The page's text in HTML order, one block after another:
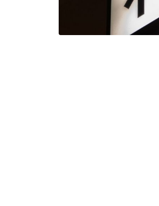
Métiers high-tech et
les profils